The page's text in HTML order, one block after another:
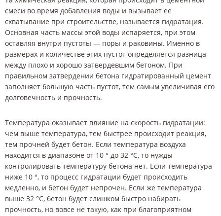
смеси во время добавления воды и вызывает ее
схватывание при строительстве, называется гидратация.
Основная часть массы этой воды испаряется, при этом
оставляя внутри пустоты — поры и раковины. Именно в
размерах и количестве этих пустот определяется разница
между плохо и хорошо затвердевшим бетоном. При
правильном затвердении бетона гидратированный цемент
заполняет большую часть пустот, тем самым увеличивая его
долговечность и прочность.
Температура оказывает влияние на скорость гидратации:
чем выше температура, тем быстрее происходит реакция,
тем прочней будет бетон. Если температура воздуха
находится в диапазоне от 10 ° до 32 °С, то нужды
контролировать температуру бетона нет. Если температура
ниже 10 °, то процесс гидратации будет происходить
медленно, и бетон будет непрочен. Если же температура
выше 32 °С, бетон будет слишком быстро набирать
прочность, но вовсе не такую, как при благоприятном